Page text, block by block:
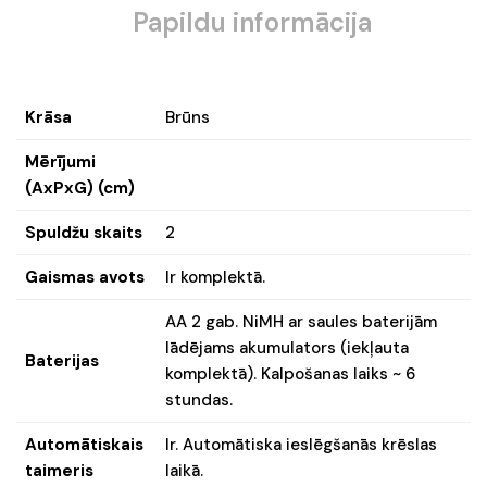
Papildu informācija
Krāsa Brūns
Mērījumi
(AxPxG) (cm)
Spuldžu skaits 2
Gaismas avots Ir komplektā.
Baterijas
AA 2 gab. NiMH ar saules baterijām
lādējams akumulators (iekļauta
komplektā). Kalpošanas laiks ~ 6
stundas.
Automātiskais
taimeris
Ir. Automātiska ieslēgšanās krēslas
laikā.